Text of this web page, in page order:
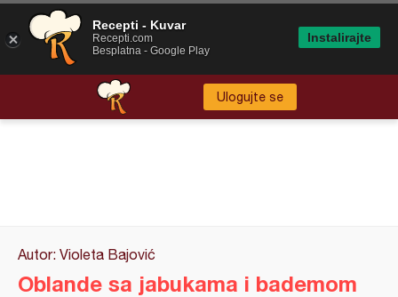
Ulogujte se
Autor: Violeta Bajović
Oblande sa jabukama i bademom
Recepti - Kuvar
Recepti.com
Besplatna - Google Play
Instalirajte